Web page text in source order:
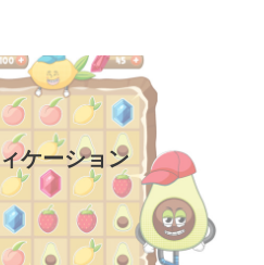
ケーション